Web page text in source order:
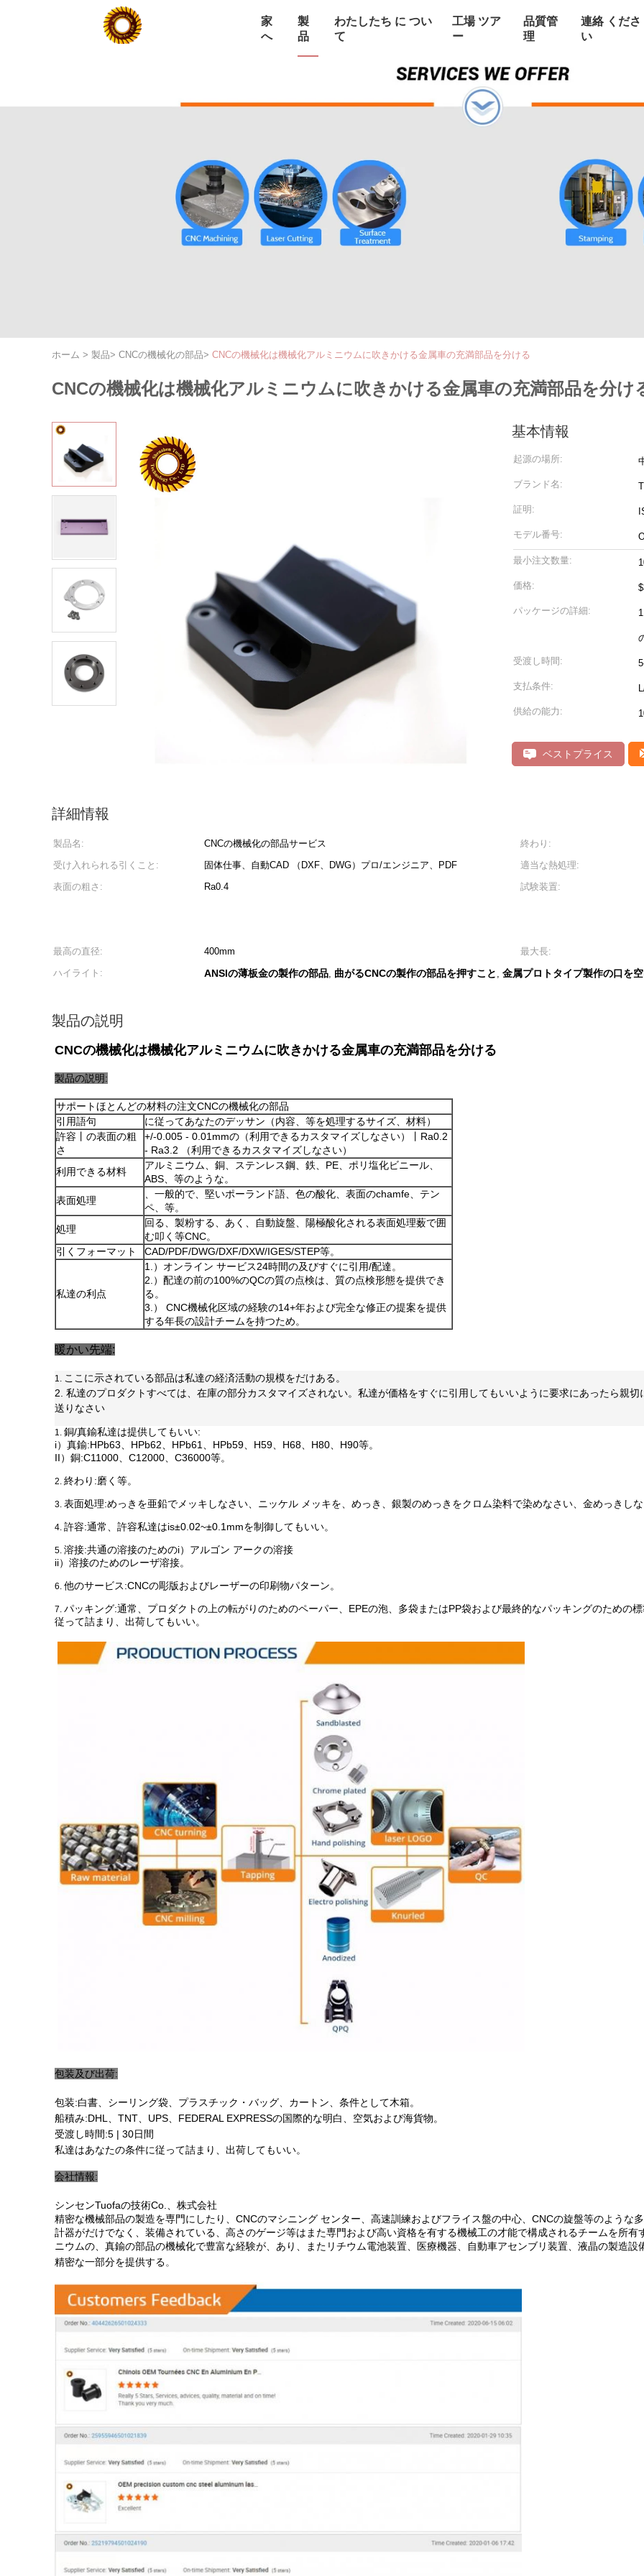
家
へ
製
品
わたしたち に つい
て
工場 ツア
ー
品質管
理
連絡 くださ
い
ホーム > 製品> CNCの機械化の部品> CNCの機械化は機械化アルミニウムに吹きかける金属車の充満部品を分ける
CNCの機械化は機械化アルミニウムに吹きかける金属車の充満部品を分け
基本情報
起源の場所:
ブランド名:
証明:
モデル番号:
最小注文数量:
価格:
パッケージの詳細:
受渡し時間:
支払条件:
供給の能力:
ベストプライス
詳細情報
製品名: CNCの機械化の部品サービス 終わり:
受け入れられる引くこと:
固体仕事、自動CAD （DXF、DWG）プロ/エンジニア、PDF 適当な熱処理:
表面の粗さ:
Ra0.4 試験装置:
最高の直径:
400mm 最大長:
ハイライト:
ANSIの薄板金の製作の部品, 曲がるCNCの製作の部品を押すこと , 金属プロトタイプ製作の口を
製品の説明
CNCの機械化は機械化アルミニウムに吹きかける金属車の充満部品を分ける
製品の説明:
サポートほとんどの材料の注文CNCの機械化の部品
引用語句
に従ってあなたのデッサン（内容、等を処理するサイズ、材料）
許容丨の表面の粗
さ
+/-0.005 - 0.01mmの（利用できるカスタマイズしなさい）丨Ra0.2
- Ra3.2 （利用できるカスタマイズしなさい）
利用できる材料
アルミニウム、銅、ステンレス鋼、鉄、PE、ポリ塩化ビニール、
ABS、等のような。
表面処理
、一般的で、堅いポーランド語、色の酸化、表面のchamfe、テン
ペ、等。
処理
回る、製粉する、あく、自動旋盤、陽極酸化される表面処理薮で囲
む叩く等CNC。
引くフォーマット
CAD/PDF/DWG/DXF/DXW/IGES/STEP等。
私達の利点
1.）オンライン サービス24時間の及びすぐに引用/配達。
2.）配達の前の100%のQCの質の点検は、質の点検形態を提供でき
る。
3.） CNC機械化区域の経験の14+年および完全な修正の提案を提供
する年長の設計チームを持つため。
暖かい先端:
1. ここに示されている部品は私達の経済活動の規模をだけある。
2. 私達のプロダクトすべては、在庫の部分カスタマイズされない。私達が価格をすぐに引用してもいいように要求にあったら親
送りなさい
1. 銅/真鍮私達は提供してもいい:
i）真鍮:HPb63、HPb62、HPb61、HPb59、H59、H68、H80、H90等。
II）銅:C11000、C12000、C36000等。
2. 終わり:磨く等。
3. 表面処理:めっきを亜鉛でメッキしなさい、ニッケル メッキを、めっき、銀製のめっきをクロム染料で染めなさい、金めっきしな
4. 許容:通常、許容私達はis±0.02~±0.1mmを制御してもいい。
5. 溶接:共通の溶接のためのi）アルゴン アークの溶接
ii）溶接のためのレーザ溶接。
6. 他のサービス:CNCの彫版およびレーザーの印刷物パターン。
7. パッキング:通常、プロダクトの上の転がりのためのペーパー、EPEの泡、多袋またはPP袋および最終的なパッキングのための
従って詰まり、出荷してもいい。
包装及び出荷:
包装:白書、シーリング袋、プラスチック・バッグ、カートン、条件として木箱。
船積み:DHL、TNT、UPS、FEDERAL EXPRESSの国際的な明白、空気および海貨物。
受渡し時間:5 | 30日間
私達はあなたの条件に従って詰まり、出荷してもいい。
会社情報:
シンセンTuofaの技術Co.、株式会社
精密な機械部品の製造を専門にしたり、CNCのマシニング センター、高速訓練およびフライス盤の中心、CNCの旋盤等のような
計器がだけでなく、装備されている、高さのゲージ等はまた専門および高い資格を有する機械工の才能で構成されるチームを所
ニウムの、真鍮の部品の機械化で豊富な経験が、あり、またリチウム電池装置、医療機器、自動車アセンブリ装置、液晶の製造
精密な一部分を提供する。